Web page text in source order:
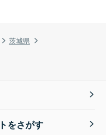
茨城県
をさがす